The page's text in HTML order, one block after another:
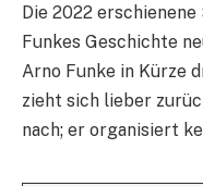
Die 2022
Funkes Geschichte
Arno Funke in Kürze
zieht sich lieber
nach; er organisiert